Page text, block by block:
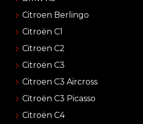
Citroen Berlingo
Citroën C1
Citroen C2
Citroën C3
Citroen C3 Aircross
Citroën C3 Picasso
Citroën C4